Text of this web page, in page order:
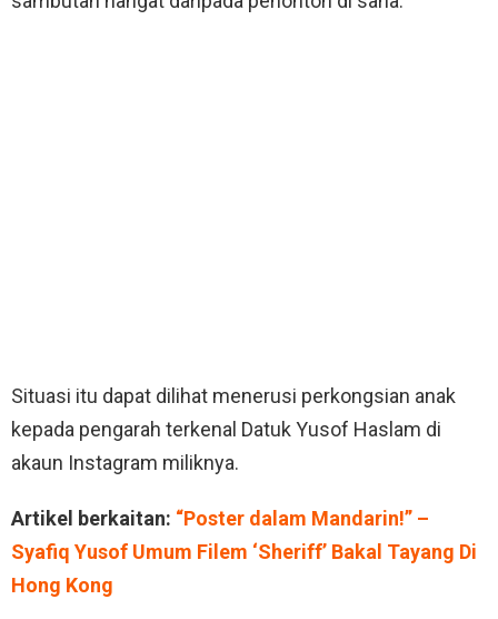
Situasi itu dapat dilihat menerusi perkongsian anak
kepada pengarah terkenal Datuk Yusof Haslam di
akaun Instagram miliknya.
Artikel berkaitan: “Poster dalam Mandarin!” –
Syafiq Yusof Umum Filem ‘Sheriff’ Bakal Tayang Di
Hong Kong